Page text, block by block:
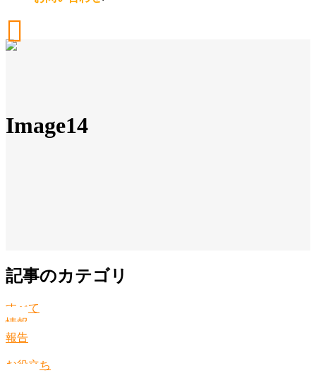
Image14
記事のカテゴリ
すべて
情報
報告
お役立ち